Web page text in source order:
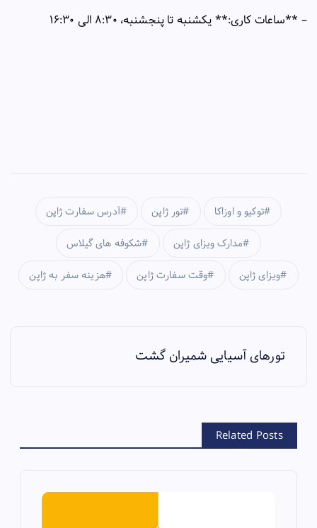
– **ساعات کاری:** یکشنبه تا پنجشنبه، ۸:۳۰ الی ۱۶:۳۰
آدرس سفارت ژاپن تور ژاپن توکیو و اوزاکا
شکوفه های گیلاس مدارک ویزای ژاپن
هزینه سفر به ژاپن وقت سفارت ژاپن ویزای ژاپن
تورهای آسیایی شمیران گشت
Related Posts